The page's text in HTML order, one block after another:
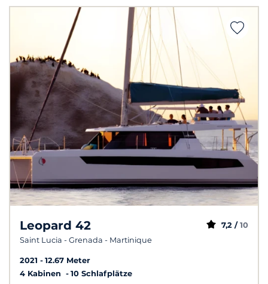
Leopard 42
Saint Lucia - Grenada - Martinique
7,2 / 10
2021
12.67 Meter
4 Kabinen
10 Schlafplätze